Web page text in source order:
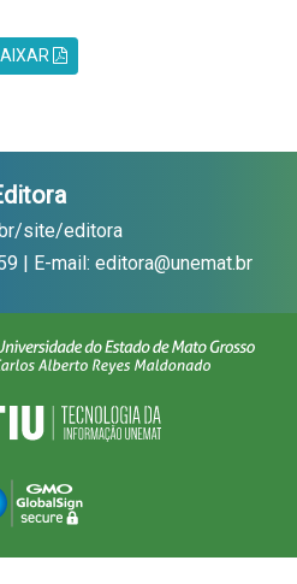
site/editora
| E-mail: editora@unemat.br